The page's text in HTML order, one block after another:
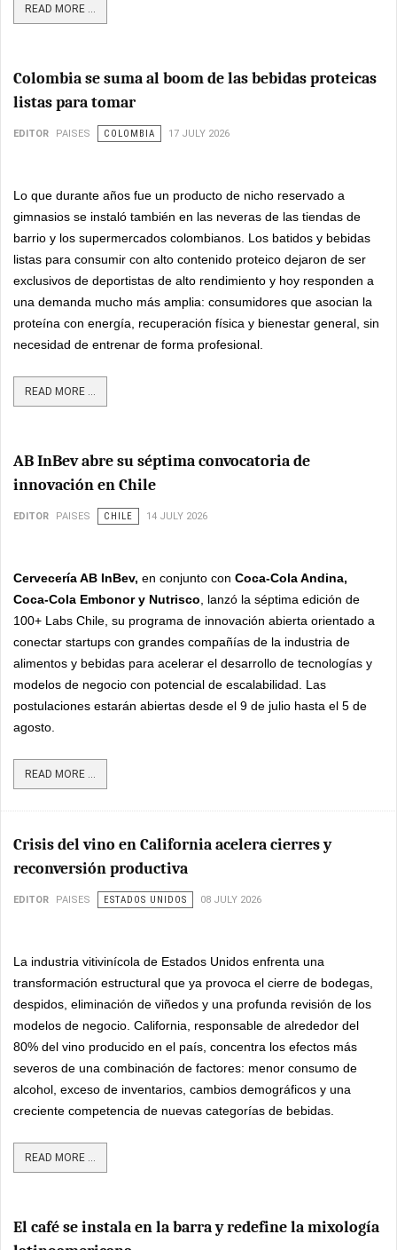
READ MORE ...
Colombia se suma al boom de las bebidas proteicas
listas para tomar
EDITOR PAISES COLOMBIA 17 JULY 2026
Lo que durante años fue un producto de nicho reservado a
gimnasios se instaló también en las neveras de las tiendas de
barrio y los supermercados colombianos. Los batidos y bebidas
listas para consumir con alto contenido proteico dejaron de ser
exclusivos de deportistas de alto rendimiento y hoy responden a
una demanda mucho más amplia: consumidores que asocian la
proteína con energía, recuperación física y bienestar general, sin
necesidad de entrenar de forma profesional.
READ MORE ...
AB InBev abre su séptima convocatoria de
innovación en Chile
EDITOR PAISES CHILE 14 JULY 2026
Cervecería AB InBev, en conjunto con Coca-Cola Andina,
Coca-Cola Embonor y Nutrisco , lanzó la séptima edición de
100+ Labs Chile, su programa de innovación abierta orientado a
conectar startups con grandes compañías de la industria de
alimentos y bebidas para acelerar el desarrollo de tecnologías y
modelos de negocio con potencial de escalabilidad. Las
postulaciones estarán abiertas desde el 9 de julio hasta el 5 de
agosto.
READ MORE ...
Crisis del vino en California acelera cierres y
reconversión productiva
EDITOR PAISES ESTADOS UNIDOS 08 JULY 2026
La industria vitivinícola de Estados Unidos enfrenta una
transformación estructural que ya provoca el cierre de bodegas,
despidos, eliminación de viñedos y una profunda revisión de los
modelos de negocio. California, responsable de alrededor del
80% del vino producido en el país, concentra los efectos más
severos de una combinación de factores: menor consumo de
alcohol, exceso de inventarios, cambios demográficos y una
creciente competencia de nuevas categorías de bebidas.
READ MORE ...
El café se instala en la barra y redefine la mixología